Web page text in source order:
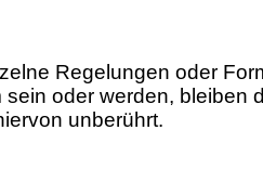
Regelungen oder
sein oder werden, bleiben
unberührt.